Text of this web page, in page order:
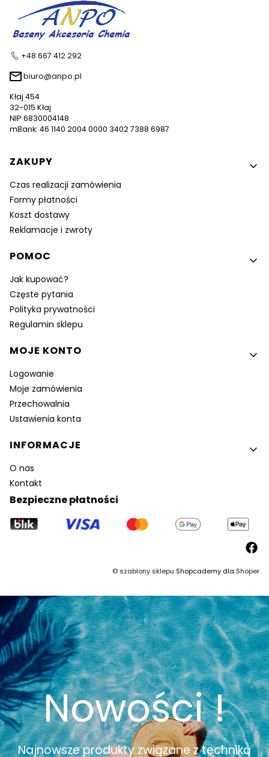
+48 667 412 292
biuro@anpo.pl
Kłaj 454
32-015 Kłaj
NIP 6830004148
mBank: 46 1140 2004 0000 3402 7388 6987
Linki w stopce
ZAKUPY
Czas realizacji zamówienia
Formy płatności
Koszt dostawy
Reklamacje i zwroty
POMOC
Jak kupować?
Częste pytania
Polityka prywatności
Regulamin sklepu
MOJE KONTO
Logowanie
Moje zamówienia
Przechowalnia
Ustawienia konta
INFORMACJE
O nas
Kontakt
Bezpieczne płatności
©szablony sklepu Shopcademy dla Shoper
Nowości !
Najnowsze produkty związane z techniką